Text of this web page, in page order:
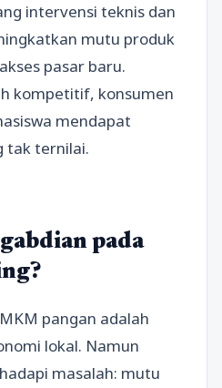
intervensi teknis dan
mutu produk
pasar baru.
kompetitif, konsumen
mendapat
tak ternilai.
pada
pangan adalah
lokal. Namun
masalah: mutu